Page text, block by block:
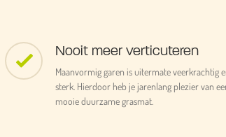
Nooit meer verticuteren
Maanvormig garen is uitermate veerkrachtig
sterk. Hierdoor heb je jarenlang plezier van
mooie duurzame grasmat.